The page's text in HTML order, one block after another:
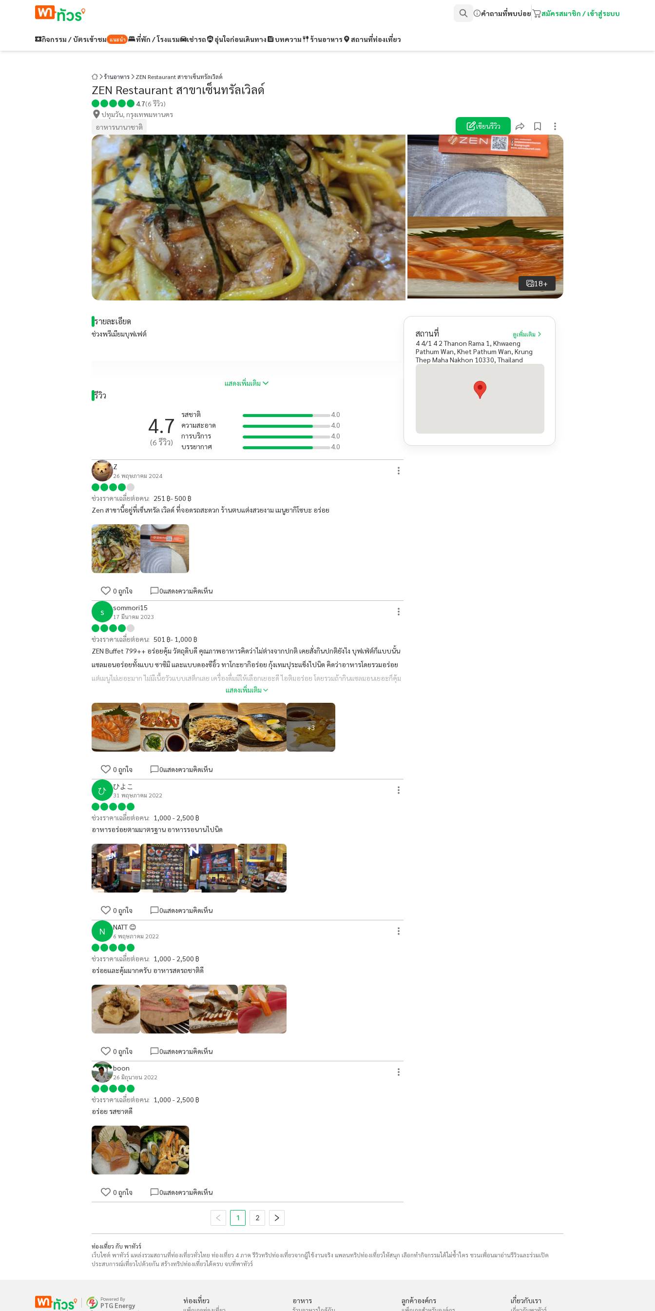
คำถามที่พบบ่อย สมัครสมาชิก / เข้าสู่ระบบ
กิจกรรม / บัตรเข้าชม แนะนำ ที่พัก / โรงแรม เช่ารถ อุ่นใจก่อนเดินทาง บทความ ร้านอาหาร สถานที่ท่องเที่ยว
ร้านอาหาร ZEN Restaurant สาขาเซ็นทรัลเวิลด์
ZEN Restaurant สาขาเซ็นทรัลเวิลด์
4.7(6 รีวิว)
ปทุมวัน, กรุงเทพมหานคร
อาหารนานาชาติ
เขียนรีวิว
18+
รายละเอียด
ช่วงพรีเมียมบุฟเฟต์
แสดงเพิ่มเติม
รีวิว
4.7
(6 รีวิว)
รสชาติ
4.0
ความสะอาด
4.0
การบริการ
4.0
บรรยากาศ
4.0
Z
26 พฤษภาคม 2024
ช่วงราคาเฉลี่ยต่อคน: 251 ฿- 500 ฿
Zen สาขานี้อยู่ที่เซ็นทรัล เวิลด์ ที่จอดรถสะดวก ร้านตบแต่งสวยงาม เมนูยากิโซบะ อร่อย
0 ถูกใจ 0แสดงความคิดเห็น
s sommori15
17 มีนาคม 2023
ช่วงราคาเฉลี่ยต่อคน: 501 ฿- 1,000 ฿
ZEN Buffet 799++ อร่อยคุ้ม วัตถุดิบดี คุณภาพอาหารคิดว่าไม่ต่างจากปกติ เคยสั่งกินปกติยังไง บุฟเฟ่ต์ก็แบบนั้น
แซลมอนอร่อยทั้งแบบ ซาซิมิ และแบบดองซีอิ้ว ทาโกะยากิอร่อย กุ้งเทมปุระแข็งไปนิด คิดว่าอาหารโดยรวมอร่อย
แต่เมนูไม่เยอะมาก ไม่มีเนื้อวัวแบบเสต็กเลย เครื่องดื่มมีให้เลือกเยอะดี ไอติมอร่อย โดยรวมถ้ากินแซลมอนเยอะก็คุ้ม
แสดงเพิ่มเติม
+3
0 ถูกใจ 0แสดงความคิดเห็น
ひ ひよこ
31 พฤษภาคม 2022
ช่วงราคาเฉลี่ยต่อคน: 1,000 - 2,500 ฿
อาหารอร่อยตามมาตรฐาน อาหารรอนานไปนิด
0 ถูกใจ 0แสดงความคิดเห็น
N NATT 😊
6 พฤษภาคม 2022
ช่วงราคาเฉลี่ยต่อคน: 1,000 - 2,500 ฿
อร่อยและคุ้มมากครับ อาหารสดรถชาติดี
0 ถูกใจ 0แสดงความคิดเห็น
boon
26 มิถุนายน 2022
ช่วงราคาเฉลี่ยต่อคน: 1,000 - 2,500 ฿
อร่อย รสชาตดี
0 ถูกใจ 0แสดงความคิดเห็น
1 2
สถานที่ ดูเพิ่มเติม
4 4/1 4 2 Thanon Rama 1, Khwaeng
Pathum Wan, Khet Pathum Wan, Krung
Thep Maha Nakhon 10330, Thailand
ท่องเที่ยว กับ พาทัวร์
เว็บไซต์ พาทัวร์ แหล่งรวมสถานที่ท่องเที่ยวทั่วไทย ท่องเที่ยว 4 ภาค รีวิวทริปท่องเที่ยวจากผู้ใช้งานจริง แพลนทริปท่องเที่ยวให้สนุก เลือกทำกิจกรรมได้ไม่ซ้ำใคร ชวนเพื่อนมาอ่านรีวิวและร่วมเปิด
ประสบการณ์เที่ยวไปด้วยกัน สร้างทริปท่องเที่ยวได้ครบ จบที่พาทัวร์
Powered By
PTG Energy
ท่องเที่ยว อาหาร ลูกค้าองค์กร เกี่ยวกับเรา